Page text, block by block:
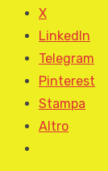
X
LinkedIn
Telegram
Pinterest
Stampa
Altro